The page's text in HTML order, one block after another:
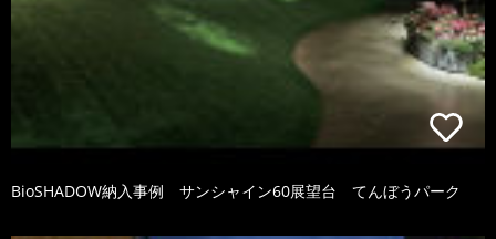
BioSHADOW納入事例 サンシャイン60展望台 てんぼうパーク